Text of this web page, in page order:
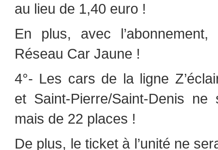
au lieu de 1,40 euro !
En plus, avec
Réseau Car Jaune !
4°- Les cars de la ligne
et Saint-Pierre/Saint-Denis
mais de 22 places !
De plus, le ticket à l’unité ne